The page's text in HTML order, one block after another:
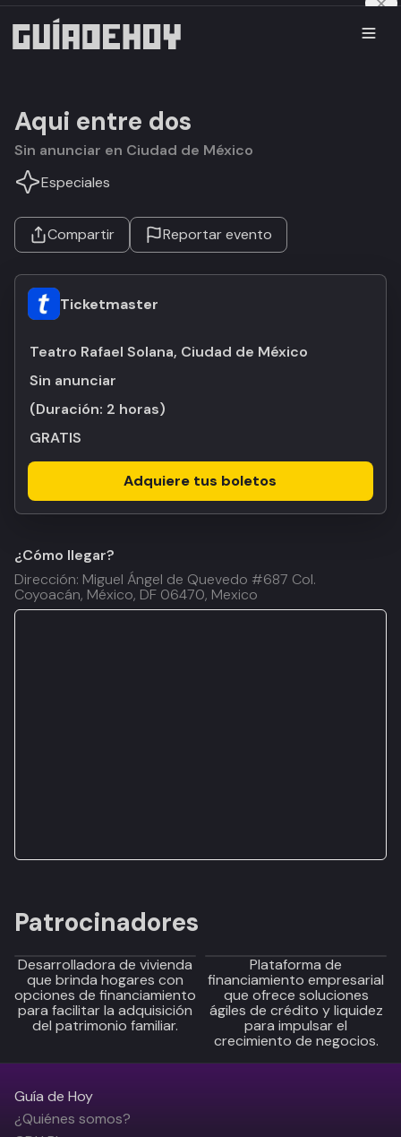
Aqui entre dos
Sin anunciar en Ciudad de México
Especiales
Compartir Reportar evento
Ticketmaster
Teatro Rafael Solana, Ciudad de México
Sin anunciar
(Duración: 2 horas)
GRATIS
Adquiere tus boletos
¿Cómo llegar?
Dirección: Miguel Ángel de Quevedo #687 Col.
Coyoacán, México, DF 06470, Mexico
Patrocinadores
Desarrolladora de vivienda
que brinda hogares con
opciones de financiamiento
para facilitar la adquisición
del patrimonio familiar.
Plataforma de
financiamiento empresarial
que ofrece soluciones
ágiles de crédito y liquidez
para impulsar el
crecimiento de negocios.
Guía de Hoy
¿Quiénes somos?